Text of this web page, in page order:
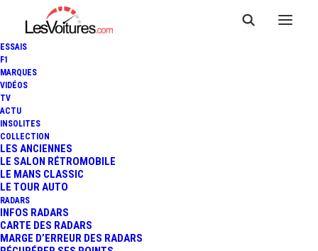
ESSAIS
F1
MARQUES
VIDÉOS
TV
ACTU
INSOLITES
COLLECTION
LES ANCIENNES
LE SALON RÉTROMOBILE
LE MANS CLASSIC
LE TOUR AUTO
RADARS
INFOS RADARS
CARTE DES RADARS
MARGE D’ERREUR DES RADARS